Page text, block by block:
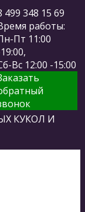
499 348 15 69
работы:
Пт 11:00
Вс 12:00 -15:00
КУКОЛ И